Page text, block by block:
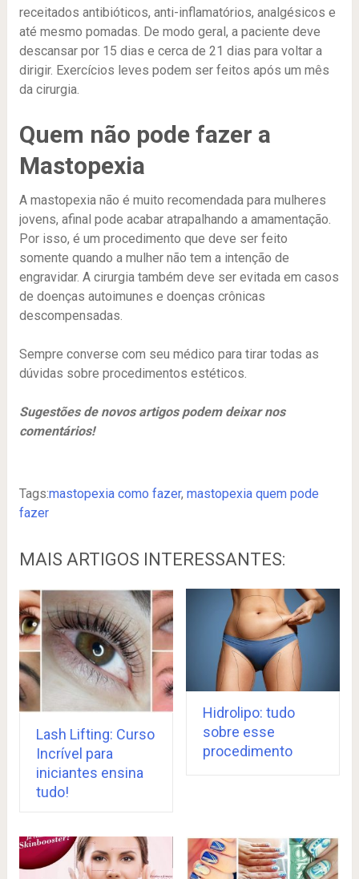
receitados antibióticos, anti-inflamatórios, analgésicos e
até mesmo pomadas. De modo geral, a paciente deve
descansar por 15 dias e cerca de 21 dias para voltar a
dirigir. Exercícios leves podem ser feitos após um mês
da cirurgia.
Quem não pode fazer a
Mastopexia
A mastopexia não é muito recomendada para mulheres
jovens, afinal pode acabar atrapalhando a amamentação.
Por isso, é um procedimento que deve ser feito
somente quando a mulher não tem a intenção de
engravidar. A cirurgia também deve ser evitada em casos
de doenças autoimunes e doenças crônicas
descompensadas.
Sempre converse com seu médico para tirar todas as
dúvidas sobre procedimentos estéticos.
Sugestões de novos artigos podem deixar nos
comentários!
Tags:mastopexia como fazer, mastopexia quem pode
fazer
MAIS ARTIGOS INTERESSANTES:
Lash Lifting: Curso
Incrível para
iniciantes ensina
tudo!
Hidrolipo: tudo
sobre esse
procedimento